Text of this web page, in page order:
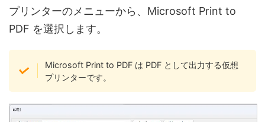
プリンターのメニューから、Microsoft Print to
PDF を選択します。
Microsoft Print to PDF は PDF として出力する仮想
プリンターです。